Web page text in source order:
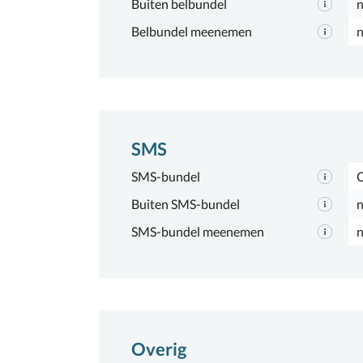
Buiten belbundel
Belbundel meenemen
SMS
SMS-bundel
Buiten SMS-bundel
SMS-bundel meenemen
Overig